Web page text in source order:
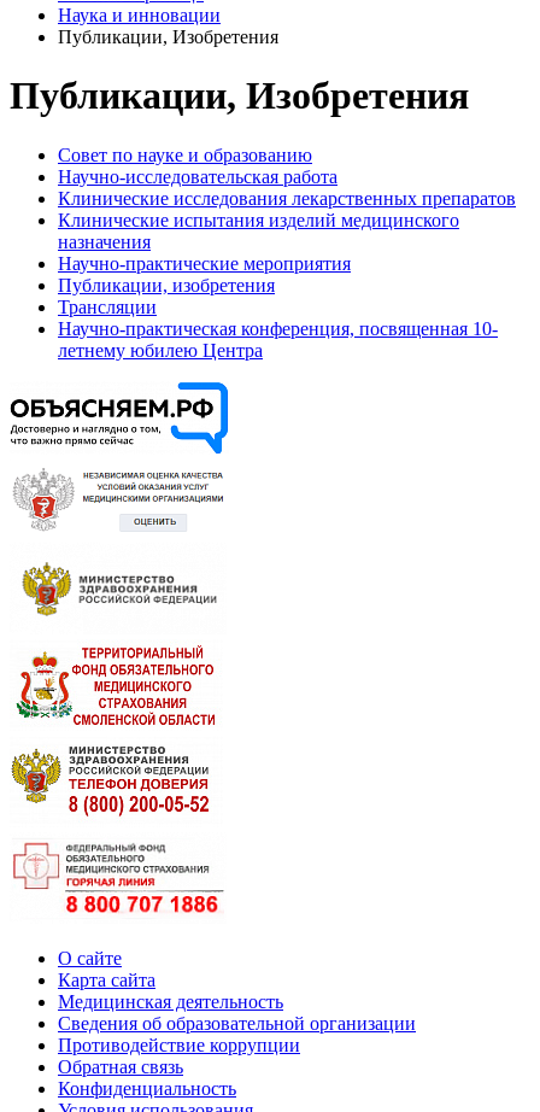
Наука и инновации
Публикации, Изобретения
Публикации, Изобретения
Совет по науке и образованию
Научно-исследовательская работа
Клинические исследования лекарственных препаратов
Клинические испытания изделий медицинского
назначения
Научно-практические мероприятия
Публикации, изобретения
Трансляции
Научно-практическая конференция, посвященная 10-
летнему юбилею Центра
О сайте
Карта сайта
Медицинская деятельность
Сведения об образовательной организации
Противодействие коррупции
Обратная связь
Конфиденциальность